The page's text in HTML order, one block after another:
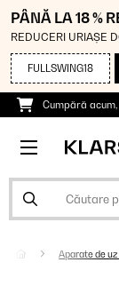
PÂNĂ LA 18 %
REDUCERI URIAȘE
FULLSWING18
Cumpără
Aparate de